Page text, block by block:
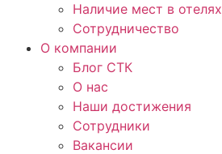
Наличие мест в отелях
Сотрудничество
О компании
Блог СТК
О нас
Наши достижения
Сотрудники
Вакансии